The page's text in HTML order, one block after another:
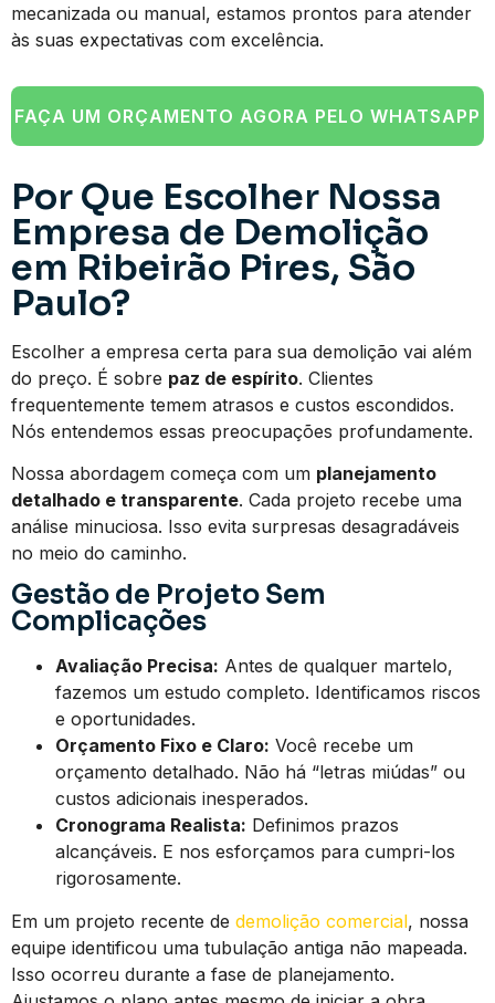
mecanizada ou manual, estamos prontos para atender
às suas expectativas com excelência.
FAÇA UM ORÇAMENTO AGORA PELO WHATSAPP
Por Que Escolher Nossa
Empresa de Demolição
em Ribeirão Pires, São
Paulo?
Escolher a empresa certa para sua demolição vai além
do preço. É sobre paz de espírito. Clientes
frequentemente temem atrasos e custos escondidos.
Nós entendemos essas preocupações profundamente.
Nossa abordagem começa com um planejamento
detalhado e transparente. Cada projeto recebe uma
análise minuciosa. Isso evita surpresas desagradáveis
no meio do caminho.
Gestão de Projeto Sem
Complicações
Avaliação Precisa: Antes de qualquer martelo,
fazemos um estudo completo. Identificamos riscos
e oportunidades.
Orçamento Fixo e Claro: Você recebe um
orçamento detalhado. Não há “letras miúdas” ou
custos adicionais inesperados.
Cronograma Realista: Definimos prazos
alcançáveis. E nos esforçamos para cumpri-los
rigorosamente.
Em um projeto recente de demolição comercial, nossa
equipe identificou uma tubulação antiga não mapeada.
Isso ocorreu durante a fase de planejamento.